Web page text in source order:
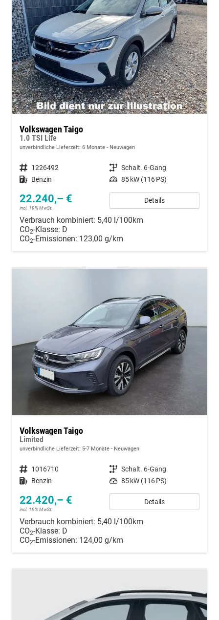
Volkswagen Taigo
1.0 TSI Life
unverbindliche Lieferzeit: 6 Monate Neuwagen
Fahrzeugnummer 1226492 Getriebe Schalt. 6-Gang
Kraftstoff Benzin Leistung 85 kW (116 PS)
22.240,– €
incl. 19% MwSt.
Details
Verbrauch kombiniert: 5,40 l/100km
CO2-Klasse: D
CO2-Emissionen: 123,00 g/km
Volkswagen Taigo
Limited
unverbindliche Lieferzeit: 5-7 Monate Neuwagen
Fahrzeugnummer 1016710 Getriebe Schalt. 6-Gang
Kraftstoff Benzin Leistung 85 kW (116 PS)
22.420,– €
incl. 19% MwSt.
Details
Verbrauch kombiniert: 5,40 l/100km
CO2-Klasse: D
CO2-Emissionen: 124,00 g/km